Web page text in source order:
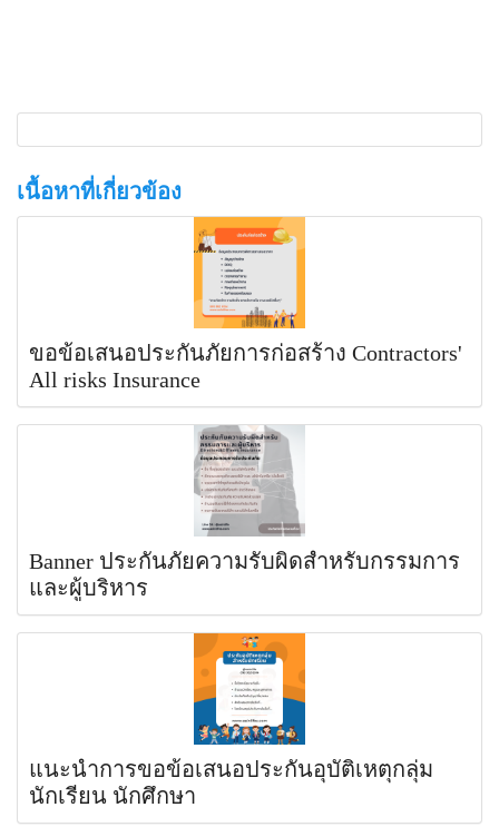
เนื้อหาที่เกี่ยวข้อง
ขอข้อเสนอประกันภัยการก่อสร้าง Contractors'
All risks Insurance
Banner ประกันภัยความรับผิดสำหรับกรรมการ
และผู้บริหาร
แนะนำการขอข้อเสนอประกันอุบัติเหตุกลุ่ม
นักเรียน นักศึกษา